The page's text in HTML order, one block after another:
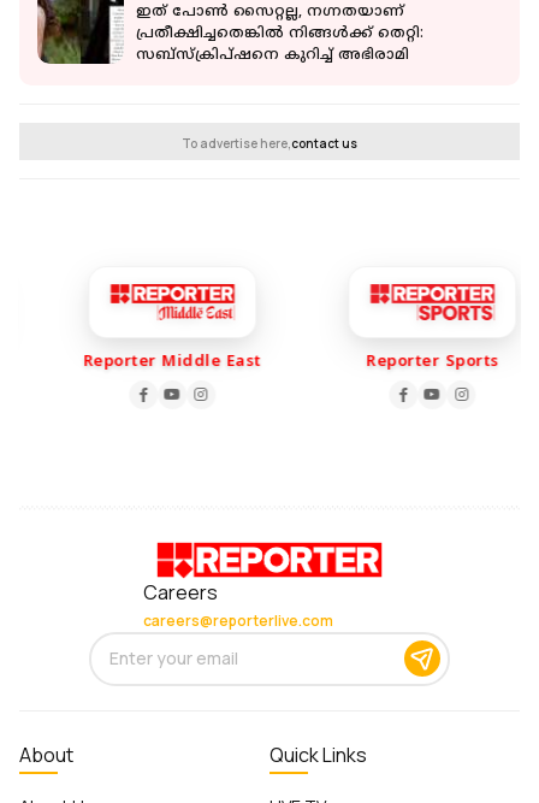
ഇത് പോൺ സൈറ്റല്ല, നഗ്നതയാണ്
പ്രതീക്ഷിച്ചതെങ്കിൽ നിങ്ങൾക്ക് തെറ്റി:
സബ്‌സ്‌ക്രിപ്‌ഷനെ കുറിച്ച് അഭിരാമി
To advertise here,contact us
Reporter Middle East Reporter Sports
Careers
careers@reporterlive.com
About Quick Links